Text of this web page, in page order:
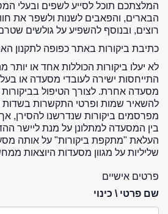
המלצתכם תוכל לסייע לשפים ובעלי
הבארים, והפאבים לשנות ולשפר את
רוצים, ובנוסף להשפיע על גולשים
כתיבת ביקורות באתר כפופה לתקנון
לא יעלו ביקורות הכוללות אחד או
התייחסות ישירה לעובדי מסעדה או
מסעדה אחרת. לצורך הטיפול
להשאיר שמות ופרטי התקשרות בשדות
מפרסמים ביקורות שנדרשנו להסירן,
בין המסעדה למתלונן על מנת ליישר
העלאת "מתקפת ביקורות" על אותה
שליליות על מגוון מסעדות היוצאות
פרטים אישיים
שם פרטי \ כינוי